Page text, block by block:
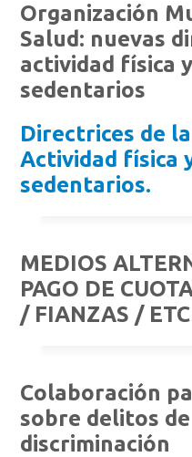
Organización
Salud: nuevas
actividad física
sedentarios
Directrices de
Actividad física
sedentarios.
MEDIOS
PAGO DE
/ FIANZAS /
Colaboración
sobre delitos
discriminación